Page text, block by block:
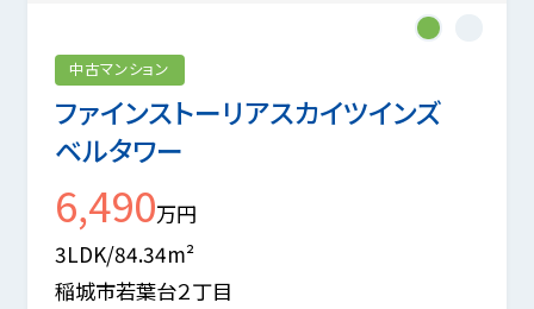
ファインストーリアスカイツインズ
ベルタワー
中古マンション
6,490万円
3LDK/84.34m²
稲城市若葉台２丁目